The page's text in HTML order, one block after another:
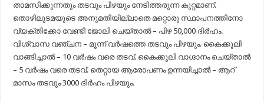
താമസിക്കുന്നതും തടവും പിഴയും നേടിത്തരുന്ന കുറ്റമാണ്.
തൊഴിലുടമയുടെ അനുമതിയില്ലാതെ മറ്റൊരു സ്ഥാപനത്തിനോ
വ്യക്തിക്കോ വേണ്ടി ജോലി ചെയ്താല്‍ – പിഴ 50,000 ദിര്‍ഹം.
വിശ്വാസ വഞ്ചന – മൂന്ന് വര്‍ഷത്തെ തടവും പിഴയും. കൈക്കൂലി
വാങ്ങിച്ചാല്‍ – 10 വര്‍ഷം വരെ തടവ്. കൈക്കൂലി വാഗ്ദാനം ചെയ്താല്‍
– 5 വര്‍ഷം വരെ തടവ്. തെറ്റായ ആരോപണം ഉന്നയിച്ചാല്‍ – ആറ്
മാസം തടവും 3000 ദിര്‍ഹം പിഴയും.